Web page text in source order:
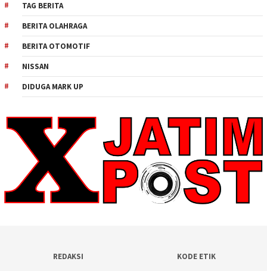
TAG BERITA
BERITA OLAHRAGA
BERITA OTOMOTIF
NISSAN
DIDUGA MARK UP
REDAKSI
KODE ETIK